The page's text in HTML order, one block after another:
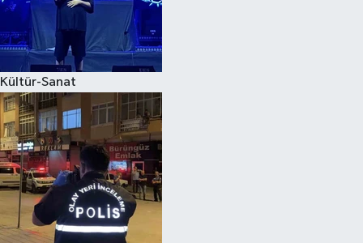
Kültür-Sanat